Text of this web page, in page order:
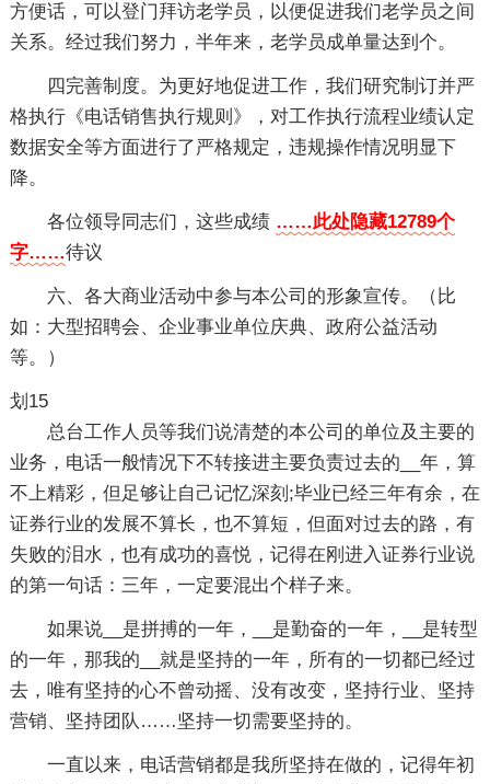
方便话，可以登门拜访老学员，以便促进我们老学员之间
关系。经过我们努力，半年来，老学员成单量达到个。
四完善制度。为更好地促进工作，我们研究制订并严
格执行《电话销售执行规则》，对工作执行流程业绩认定
数据安全等方面进行了严格规定，违规操作情况明显下
降。
各位领导同志们，这些成绩 ……此处隐藏12789个
字……待议
六、各大商业活动中参与本公司的形象宣传。（比
如：大型招聘会、企业事业单位庆典、政府公益活动
等。）
划15
总台工作人员等我们说清楚的本公司的单位及主要的
业务，电话一般情况下不转接进主要负责过去的__年，算
不上精彩，但足够让自己记忆深刻;毕业已经三年有余，在
证券行业的发展不算长，也不算短，但面对过去的路，有
失败的泪水，也有成功的喜悦，记得在刚进入证券行业说
的第一句话：三年，一定要混出个样子来。
如果说__是拼搏的一年，__是勤奋的一年，__是转型
的一年，那我的__就是坚持的一年，所有的一切都已经过
去，唯有坚持的心不曾动摇、没有改变，坚持行业、坚持
营销、坚持团队……坚持一切需要坚持的。
一直以来，电话营销都是我所坚持在做的，记得年初